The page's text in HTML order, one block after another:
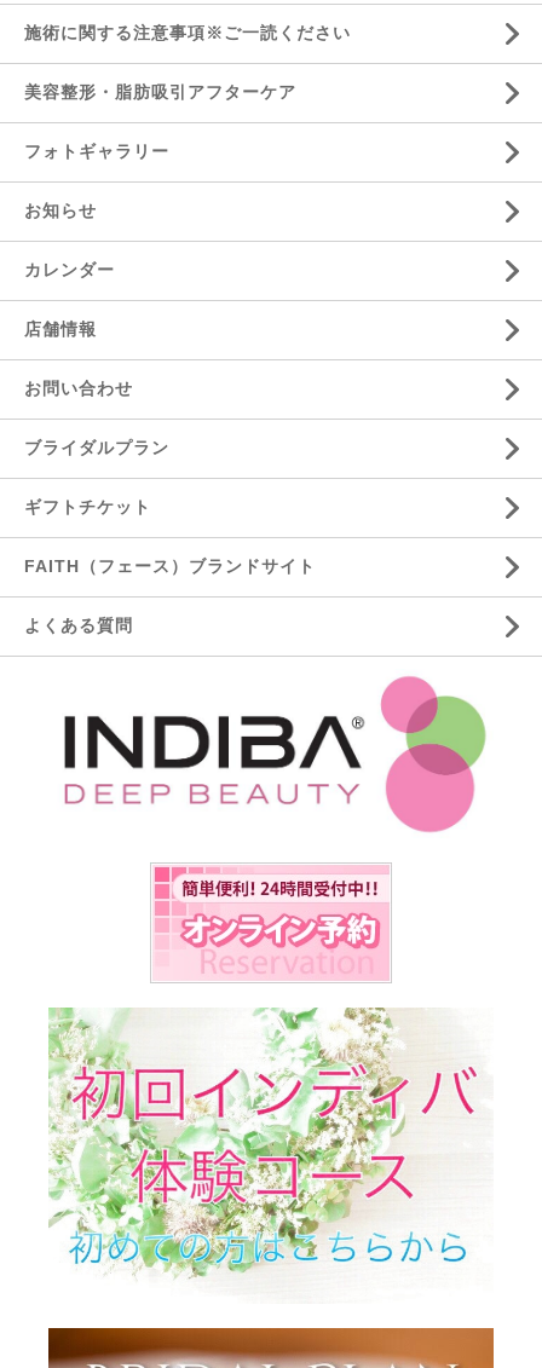
施術に関する注意事項※ご一読ください
美容整形・脂肪吸引アフターケア
フォトギャラリー
お知らせ
カレンダー
店舗情報
お問い合わせ
ブライダルプラン
ギフトチケット
FAITH（フェース）ブランドサイト
よくある質問